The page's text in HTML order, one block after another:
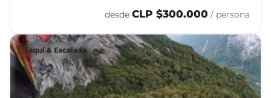
vistas a los fiordos del sur de Chile.
desde CLP $300.000 / persona
Esquí & Escalada